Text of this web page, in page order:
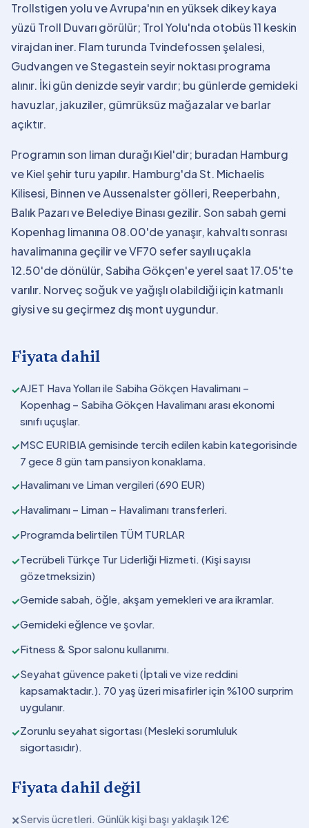
Trollstigen yolu ve Avrupa'nın en yüksek dikey kaya
yüzü Troll Duvarı görülür; Trol Yolu'nda otobüs 11 keskin
virajdan iner. Flam turunda Tvindefossen şelalesi,
Gudvangen ve Stegastein seyir noktası programa
alınır. İki gün denizde seyir vardır; bu günlerde gemideki
havuzlar, jakuziler, gümrüksüz mağazalar ve barlar
açıktır.
Programın son liman durağı Kiel'dir; buradan Hamburg
ve Kiel şehir turu yapılır. Hamburg'da St. Michaelis
Kilisesi, Binnen ve Aussenalster gölleri, Reeperbahn,
Balık Pazarı ve Belediye Binası gezilir. Son sabah gemi
Kopenhag limanına 08.00'de yanaşır, kahvaltı sonrası
havalimanına geçilir ve VF70 sefer sayılı uçakla
12.50'de dönülür, Sabiha Gökçen'e yerel saat 17.05'te
varılır. Norveç soğuk ve yağışlı olabildiği için katmanlı
giysi ve su geçirmez dış mont uygundur.
Fiyata dahil
✓AJET Hava Yolları ile Sabiha Gökçen Havalimanı –
Kopenhag – Sabiha Gökçen Havalimanı arası ekonomi
sınıfı uçuşlar.
✓MSC EURIBIA gemisinde tercih edilen kabin kategorisinde
7 gece 8 gün tam pansiyon konaklama.
✓Havalimanı ve Liman vergileri (690 EUR)
✓Havalimanı – Liman – Havalimanı transferleri.
✓Programda belirtilen TÜM TURLAR
✓Tecrübeli Türkçe Tur Liderliği Hizmeti. (Kişi sayısı
gözetmeksizin)
✓Gemide sabah, öğle, akşam yemekleri ve ara ikramlar.
✓Gemideki eğlence ve şovlar.
✓Fitness & Spor salonu kullanımı.
✓Seyahat güvence paketi (İptali ve vize reddini
kapsamaktadır.). 70 yaş üzeri misafirler için %100 surprim
uygulanır.
✓Zorunlu seyahat sigortası (Mesleki sorumluluk
sigortasıdır).
Fiyata dahil değil
✕Servis ücretleri. Günlük kişi başı yaklaşık 12€